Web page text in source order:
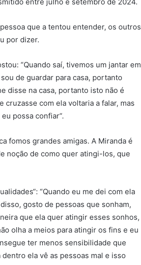
que a tentou entender, os outros
por dizer.
“Quando saí, tivemos um jantar em
de guardar para casa, portanto
disse na casa, portanto isto não é
cruzasse com ela voltaria a falar, mas
possa confiar“.
fomos grandes amigas. A Miranda é
noção de como quer atingi-los, que
“Quando eu me dei com ela
gosto de pessoas que sonham,
que ela quer atingir esses sonhos,
olha a meios para atingir os fins e eu
ter menos sensibilidade que
ela vê as pessoas mal e isso